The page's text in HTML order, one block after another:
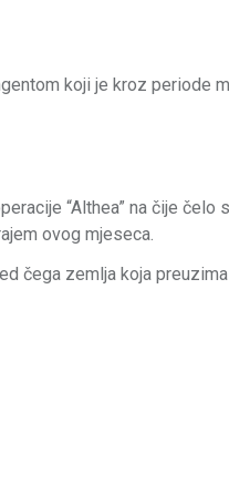
koji je kroz periode
“Althea” na čije čelo
ovog mjeseca.
čega zemlja koja